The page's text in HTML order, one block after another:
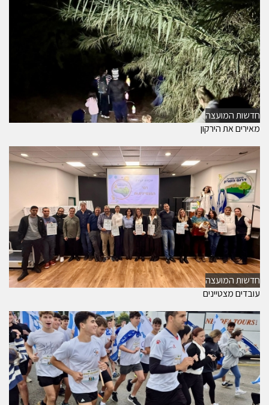
חדשות המועצה
מאירים את הירקון
חדשות המועצה
עובדים מצטיינים